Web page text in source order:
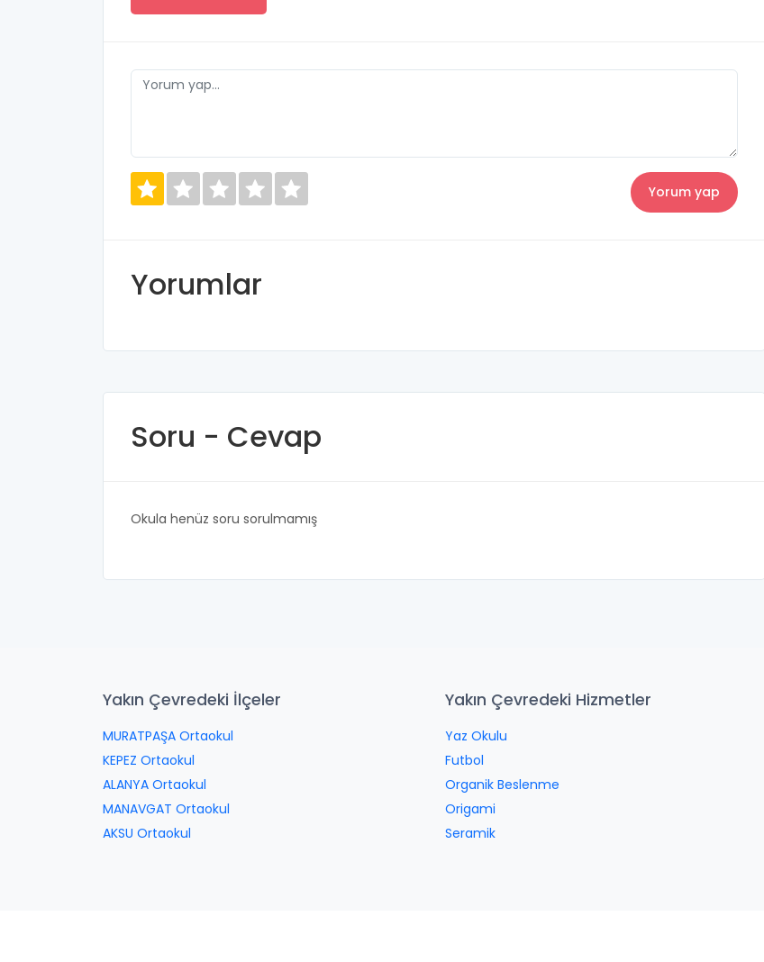
Yorumlar
Soru - Cevap
Okula henüz soru sorulmamış
Yakın Çevredeki İlçeler
MURATPAŞA Ortaokul
KEPEZ Ortaokul
ALANYA Ortaokul
MANAVGAT Ortaokul
AKSU Ortaokul
Yakın Çevredeki Hizmetler
Yaz Okulu
Futbol
Organik Beslenme
Origami
Seramik